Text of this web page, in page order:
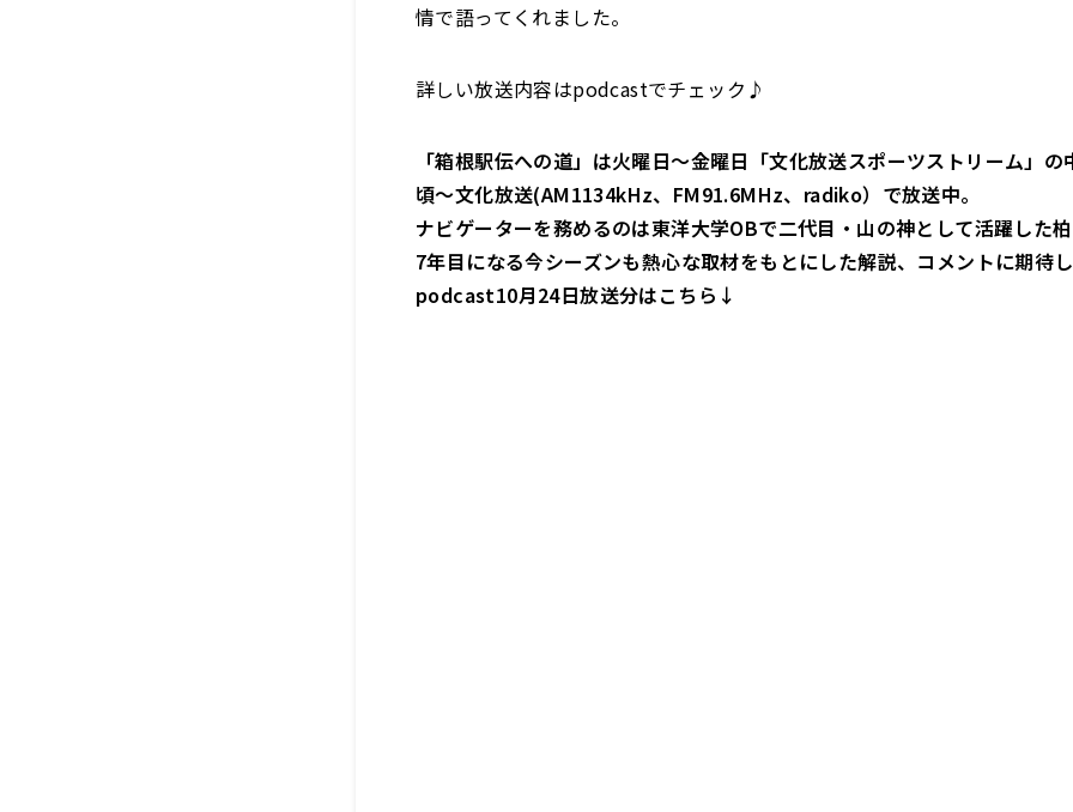
情で語ってくれました。
詳しい放送内容はpodcastでチェック♪
「箱根駅伝への道」は火曜日～金曜日「文化放送スポーツストリーム」
頃～文化放送(AM1134kHz、FM91.6MHz、radiko）で放送中。
ナビゲーターを務めるのは東洋大学OBで二代目・山の神として活躍した
7年目になる今シーズンも熱心な取材をもとにした解説、コメントに期待
podcast10月24日放送分はこちら↓